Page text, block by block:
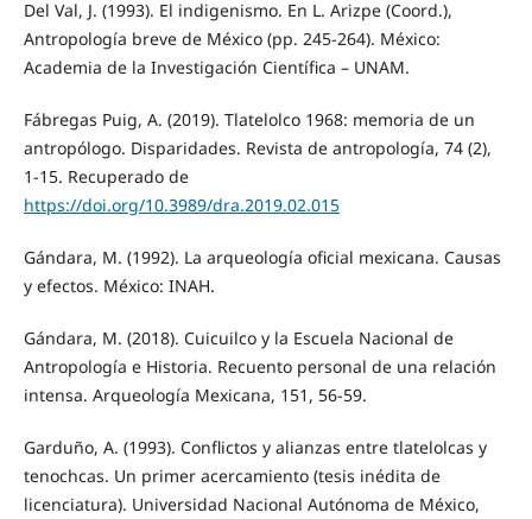
Del Val, J. (1993). El indigenismo. En L. Arizpe (Coord.),
Antropología breve de México (pp. 245-264). México:
Academia de la Investigación Científica – UNAM.
Fábregas Puig, A. (2019). Tlatelolco 1968: memoria de un
antropólogo. Disparidades. Revista de antropología, 74 (2),
1-15. Recuperado de
https://doi.org/10.3989/dra.2019.02.015
Gándara, M. (1992). La arqueología oficial mexicana. Causas
y efectos. México: INAH.
Gándara, M. (2018). Cuicuilco y la Escuela Nacional de
Antropología e Historia. Recuento personal de una relación
intensa. Arqueología Mexicana, 151, 56-59.
Garduño, A. (1993). Conflictos y alianzas entre tlatelolcas y
tenochcas. Un primer acercamiento (tesis inédita de
licenciatura). Universidad Nacional Autónoma de México,